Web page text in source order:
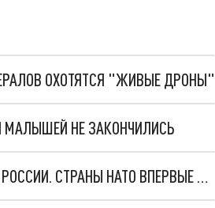
ОХОТЯТСЯ "ЖИВЫЕ ДРОНЫ"
МАЛЫШЕЙ НЕ ЗАКОНЧИЛИСЬ
"ОЧЕНЬ ПЛОХИЕ НОВОСТИ": БОЛЬШАЯ ОШИБКА PALANTIR В РОССИИ. СТРАНЫ НАТО ВПЕРВЫЕ ЗА СВО ОСТАНОВИЛИ ПОСТАВКИ ОРУЖИЯ. ВСУ ТЕРЯЮТ ПРИГРАНИЧЬЕ?